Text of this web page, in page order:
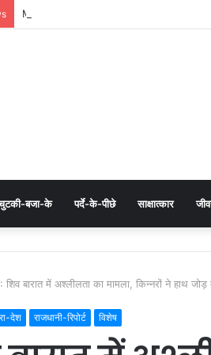
MP: महाकाल के दरबार में अध्यक्ष हेमंत खंडेलवाल,
बजा-के पर्दे-के-पीछे साक्षात्कार
शिव बारात में अश्लीलता का मामला, किन्नरों ने हाथ जोड़
देश राजधानी-रिपोर्ट विशेष